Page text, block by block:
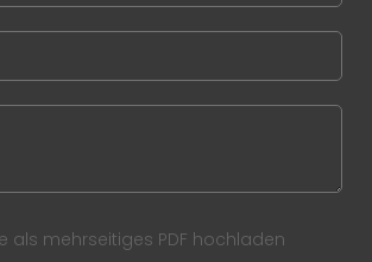
als mehrseitiges PDF hochladen